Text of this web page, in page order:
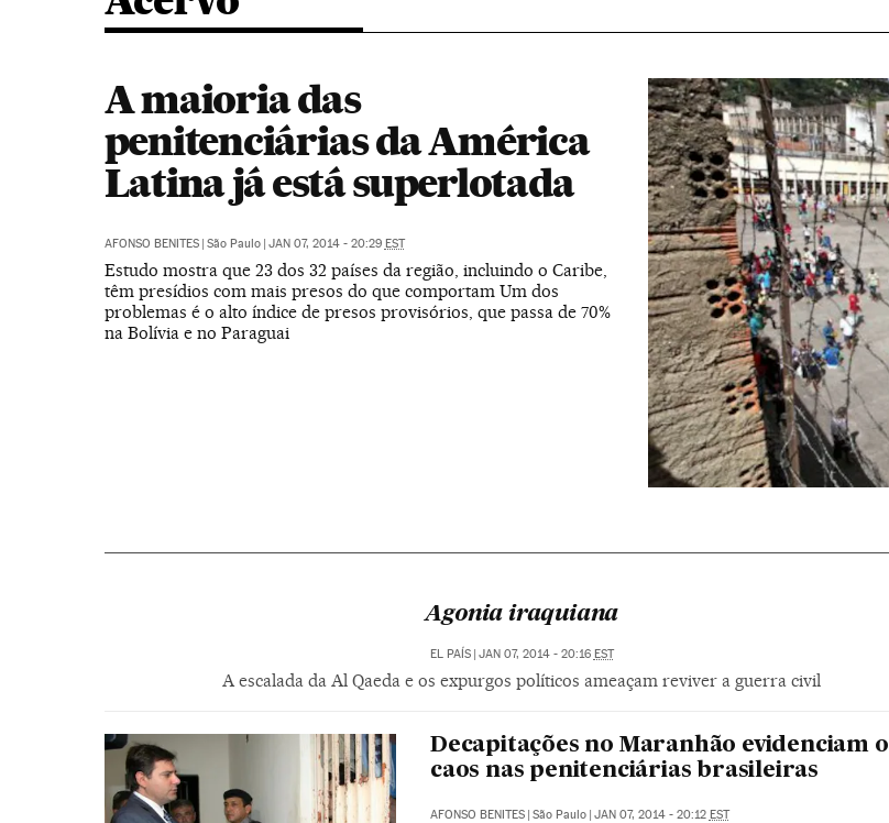
A maioria das
penitenciárias da América
Latina já está superlotada
AFONSO BENITES | São Paulo | JAN 07, 2014 - 20:29 EST
Estudo mostra que 23 dos 32 países da região, incluindo o Caribe,
têm presídios com mais presos do que comportam Um dos
problemas é o alto índice de presos provisórios, que passa de 70%
na Bolívia e no Paraguai
Agonia iraquiana
EL PAÍS | JAN 07, 2014 - 20:16 EST
A escalada da Al Qaeda e os expurgos políticos ameaçam reviver a guerra civil
Decapitações no Maranhão evidenciam o
caos nas penitenciárias brasileiras
AFONSO BENITES | São Paulo | JAN 07, 2014 - 20:12 EST